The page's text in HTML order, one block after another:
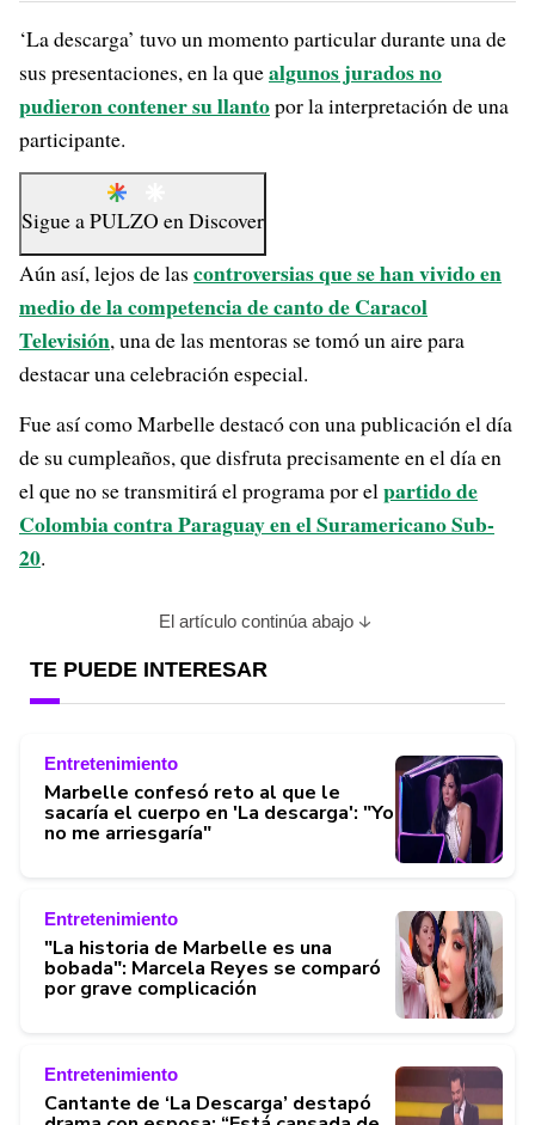
‘La descarga’ tuvo un momento particular durante una de
sus presentaciones, en la quealgunos jurados no
pudieron contener su llantopor la interpretación de una
participante.
Sigue aPULZO enDiscover
Aún así, lejos de las controversias que se han vivido en
medio de la competencia de canto de Caracol
Televisión, una de las mentoras se tomó un aire para
destacar una celebración especial.
Fue así como Marbelle destacó con una publicación el día
de su cumpleaños, que disfruta precisamente en el día en
el que no se transmitirá el programa por elpartido de
Colombia contra Paraguay en el Suramericano Sub-
20.
El artículo continúa abajo
TE PUEDE INTERESAR
Entretenimiento
Marbelle confesó reto al que le
sacaría el cuerpo en 'La descarga': "Yo
no me arriesgaría"
Entretenimiento
"La historia de Marbelle es una
bobada": Marcela Reyes se comparó
por grave complicación
Entretenimiento
Cantante de ‘La Descarga’ destapó